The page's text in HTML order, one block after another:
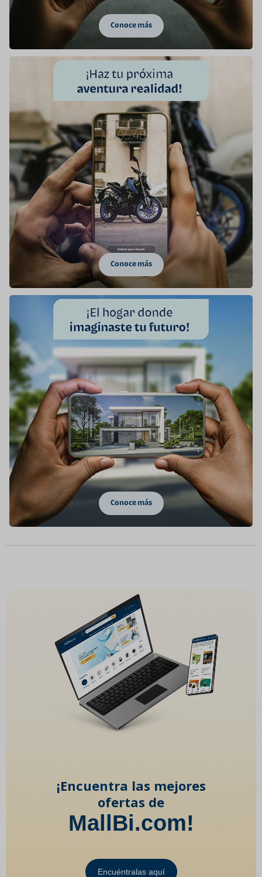
Conoce más
Conoce más
Conoce más
¡Encuentra las mejores
ofertas de
MallBi.com!
Encuéntralas aquí